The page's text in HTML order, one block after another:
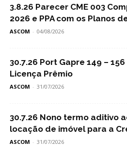
3.8.26 Parecer CME 003
2026 e PPA com os Planos
ASCOM - 04/08/2026
30.7.26 Port Gapre 149 –
Licença Prêmio
ASCOM - 31/07/2026
30.7.26 Nono termo aditivo
locação de imóvel para a
ASCOM - 31/07/2026